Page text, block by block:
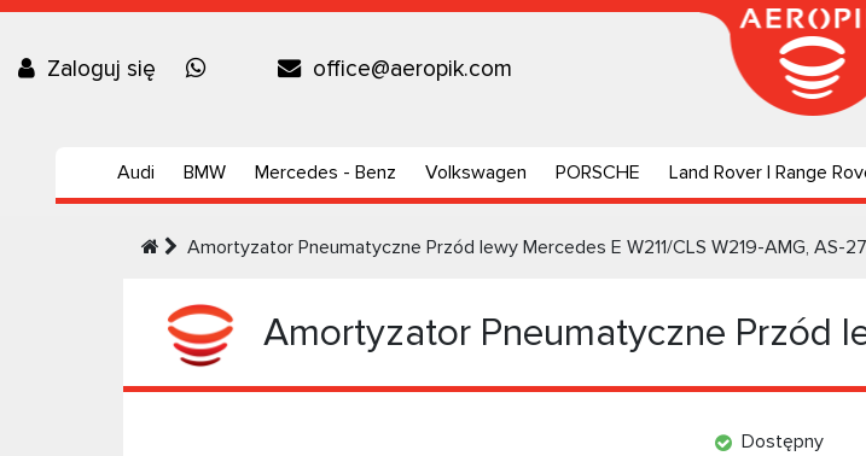
Zaloguj się office@aeropik.com
Audi BMW Mercedes - Benz Volkswagen PORSCHE Land Rover | Range
Amortyzator Pneumatyczne Przód lewy Mercedes E W211/CLS W219-AMG, AS-
Amortyzator Pneumatyczne Przód
Dostępny